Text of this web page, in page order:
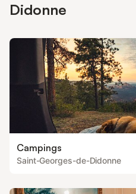
Didonne
Campings
Saint-Georges-de-Didonne